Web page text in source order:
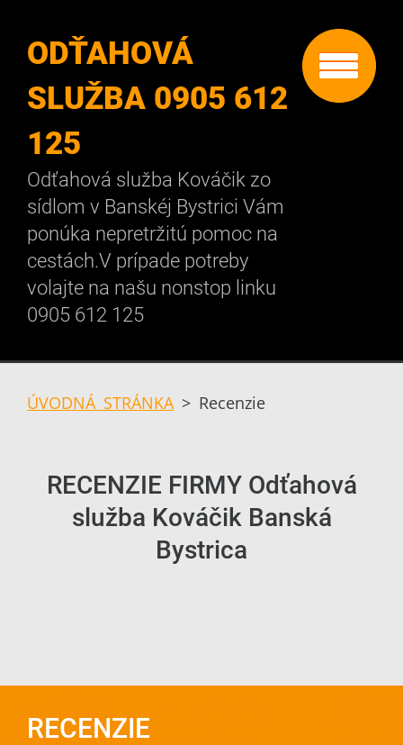
ODŤAHOVÁ
SLUŽBA 0905 612
125
Odťahová služba Kováčik zo
sídlom v Banskéj Bystrici Vám
ponúka nepretržitú pomoc na
cestách.V prípade potreby
volajte na našu nonstop linku
0905 612 125
ÚVODNÁ STRÁNKA > Recenzie
RECENZIE FIRMY Odťahová
služba Kováčik Banská
Bystrica
RECENZIE